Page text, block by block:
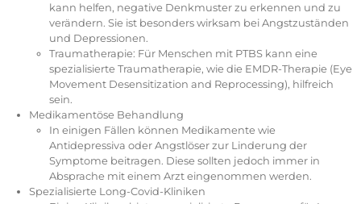
kann helfen, negative Denkmuster zu erkennen und zu
verändern. Sie ist besonders wirksam bei Angstzuständen
und Depressionen.
Traumatherapie: Für Menschen mit PTBS kann eine
spezialisierte Traumatherapie, wie die EMDR-Therapie (Eye
Movement Desensitization and Reprocessing), hilfreich
sein.
Medikamentöse Behandlung
In einigen Fällen können Medikamente wie
Antidepressiva oder Angstlöser zur Linderung der
Symptome beitragen. Diese sollten jedoch immer in
Absprache mit einem Arzt eingenommen werden.
Spezialisierte Long-Covid-Kliniken